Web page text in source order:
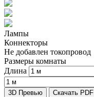
Лампы
Коннекторы
Не добавлен токопровод
Размеры комнаты
Длина
3D Превью Скачать PDF